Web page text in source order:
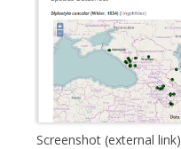
Screenshot (external link)